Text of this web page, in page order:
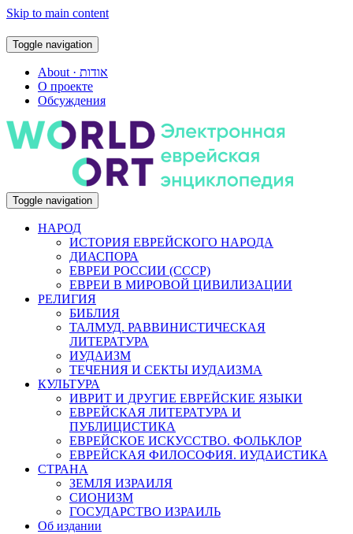
Skip to main content
Toggle navigation
About · אודות
О проекте
Обсуждения
Toggle navigation
НАРОД
ИСТОРИЯ ЕВРЕЙСКОГО НАРОДА
ДИАСПОРА
ЕВРЕИ РОССИИ (СССР)
ЕВРЕИ В МИРОВОЙ ЦИВИЛИЗАЦИИ
РЕЛИГИЯ
БИБЛИЯ
ТАЛМУД. РАВВИНИСТИЧЕСКАЯ
ЛИТЕРАТУРА
ИУДАИЗМ
ТЕЧЕНИЯ И СЕКТЫ ИУДАИЗМА
КУЛЬТУРА
ИВРИТ И ДРУГИЕ ЕВРЕЙСКИЕ ЯЗЫКИ
ЕВРЕЙСКАЯ ЛИТЕРАТУРА И
ПУБЛИЦИСТИКА
ЕВРЕЙСКОЕ ИСКУССТВО. ФОЛЬКЛОР
ЕВРЕЙСКАЯ ФИЛОСОФИЯ. ИУДАИСТИКА
СТРАНА
ЗЕМЛЯ ИЗРАИЛЯ
СИОНИЗМ
ГОСУДАРСТВО ИЗРАИЛЬ
Об издании